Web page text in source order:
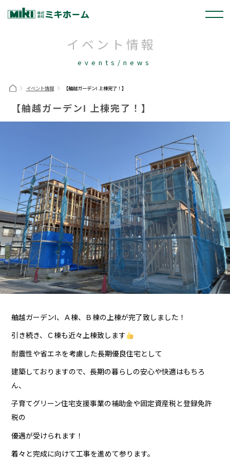
イベント情報
events/news
イベント情報 【舳越ガーデンⅠ 上棟完了！】
【舳越ガーデンⅠ 上棟完了！】
舳越ガーデンⅠ、Ａ棟、Ｂ棟の上棟が完了致しました！
引き続き、Ｃ棟も近々上棟致します
耐震性や省エネを考慮した長期優良住宅として
建築しておりますので、長期の暮らしの安心や快適はもちろ
ん、
子育てグリーン住宅支援事業の補助金や固定資産税と登録免許
税の
優遇が受けられます！
着々と完成に向けて工事を進めて参ります。